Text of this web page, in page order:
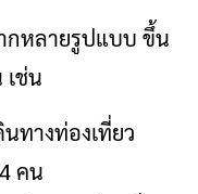
กหลายรูปแบบ ขึ้น
เช่น
ทางท่องเที่ยว
คน